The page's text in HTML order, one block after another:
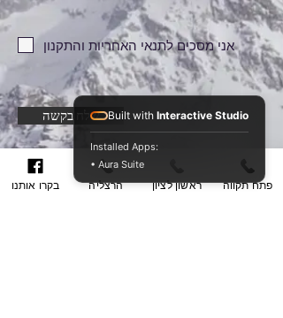
אני מסכים לתנאי האחריות והתקנון
שלח בקשה
בקרו אותנו הרצליה ראשון לציון פתח תקווה
Built with Interactive Studio
Installed Apps:
• Aura Suite